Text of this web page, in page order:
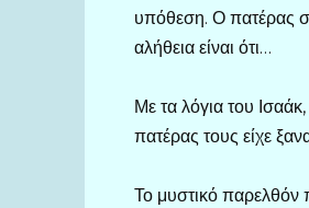
υπόθεση. Ο πατέρας
αλήθεια είναι ότι…
Με τα λόγια του
πατέρας τους είχε
Το μυστικό παρελθόν